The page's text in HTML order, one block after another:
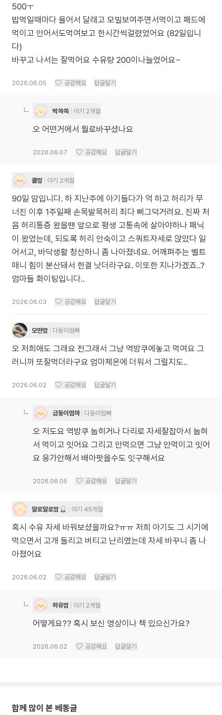
500ㅜ
밥먹일때마다 울어서 달래고 모빌보여주면서먹이고 패드에
먹이고 안어서도먹여보고 한시간씩걸렸었어요 (82일입니
다)
바꾸고 나서는 잘먹어요 수유량 200이나늘었어요~
2026.06.05 공감해요 답글달기
박쏙쏙 아기 2개월
오 어떤거에서 뭘로바꾸셨나요
2026.06.07 공감해요 답글달기
클맘 아기 2개월
90일 맘입니다. 하 지난주에 아기들다가 억 하고 허리가 무
너진 이후 1주일째 손목발목허리 죄다 삐그덕거려요. 진짜 처
음 허리통증 왔을땐 앞으로 평생 고통속에 살아야하나 패닉
이 왔었는데, 되도록 허리 안숙이고 스쿼트자세로 앉았다 일
어서고, 바닥생활 청산하니 좀 나아졌네요. 어깨펴주는 벨트
매니 힘이 분산돼서 한결 낫더라구요. 이또한 지나가겠죠..?
엄마들 화이팅입니다..
2026.06.03 공감해요 답글달기
모딴맘 다둥이엄빠
오 저희애도 그래요 전그래서 그냥 역방쿠에놓고 먹여요 그
러니까 또잘먹더라구요 엄마체온에 더워서 그럴지도..
2026.06.02 공감해요 답글달기
금둥이엄마 다둥이엄빠
오 저도요 역방쿠 눕히거나 다리로 자세잘잡아서 눕혀
서 먹이고 잇어요 그리고 안먹으면 그냥 안먹이고 잇어
요 응가안해서 배아팟을수도 잇구해서요
2026.06.05 공감해요 답글달기
알로알로맘 아기 45개월
혹시 수유 자세 바꿔보셨을까요?ㅠㅠ 저희 아기도 그 시기에
먹으면서 고개 돌리고 버티고 난리였는데 자세 바꾸니 좀 나
아졌어요
2026.06.02 공감해요 답글달기
하유맘 아기 2개월
어떻게요?? 혹시 보신 영상이나 책 있으신가요?
2026.06.02 공감해요 답글달기
함께 많이 본 베동글